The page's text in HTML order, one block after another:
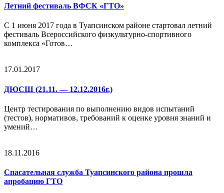
Летний фестиваль ВФСК «ГТО»
С 1 июня 2017 года в Туапсинском районе стартовал летний
фестиваль Всероссийского физкультурно-спортивного
комплекса «Готов…
17.01.2017
ДЮСШ (21.11. — 12.12.2016г.)
Центр тестирования по выполнению видов испытаний
(тестов), нормативов, требований к оценке уровня знаний и
умений…
18.11.2016
Спасательная служба Туапсинского района прошла
апробацию ГТО